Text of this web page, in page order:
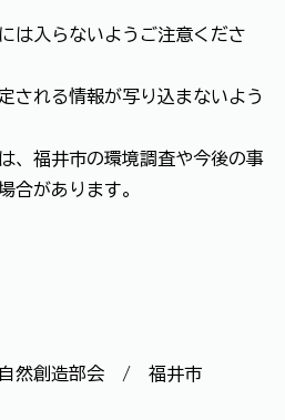
は入らないようご注意くださ
される情報が写り込まないよう
、福井市の環境調査や今後の事
合があります。
然創造部会 / 福井市